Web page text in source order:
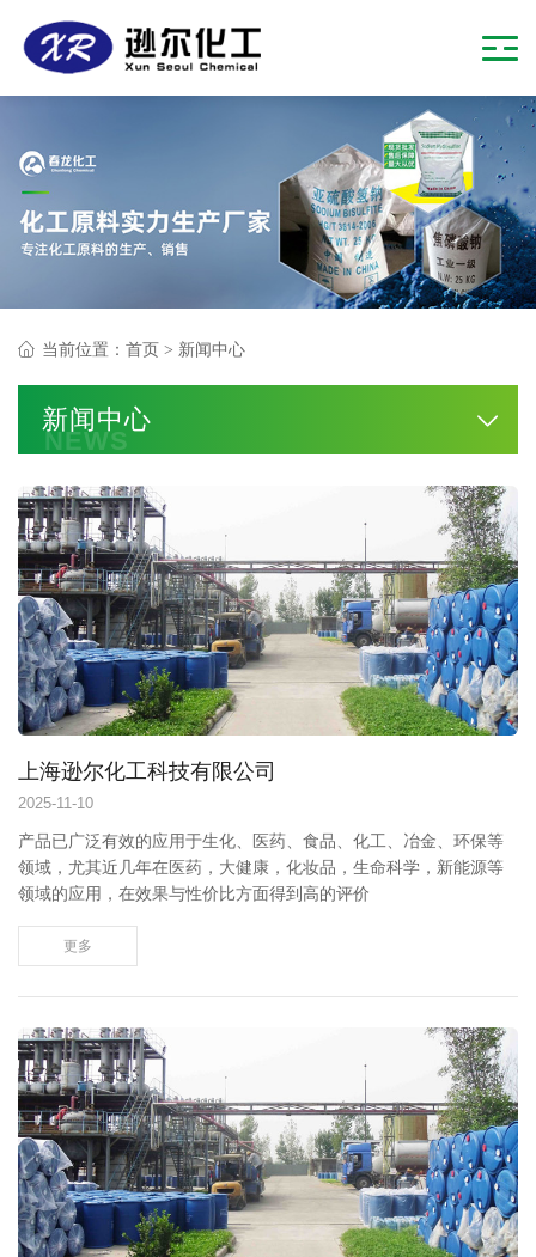
当前位置： 首页 > 新闻中心
新闻中心
NEWS
上海逊尔化工科技有限公司
2025-11-10
产品已广泛有效的应用于生化、医药、食品、化工、冶金、环保等
领域，尤其近几年在医药，大健康，化妆品，生命科学，新能源等
领域的应用，在效果与性价比方面得到高的评价
更多